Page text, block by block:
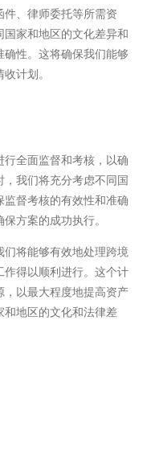
、律师委托等所需资
家和地区的文化差异和
性。这将确保我们能够
计划。
全面监督和考核，以确
我们将充分考虑不同国
督考核的有效性和准确
方案的成功执行。
将能够有效地处理跨境
得以顺利进行。这个计
以最大程度地提高资产
和地区的文化和法律差